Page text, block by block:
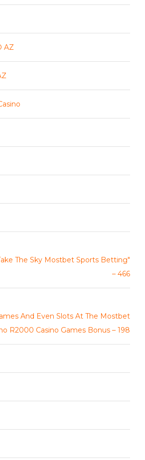
AZ
The Sky Mostbet Sports Betting"
– 466
And Even Slots At The Mostbet
R2000 Casino Games Bonus – 198